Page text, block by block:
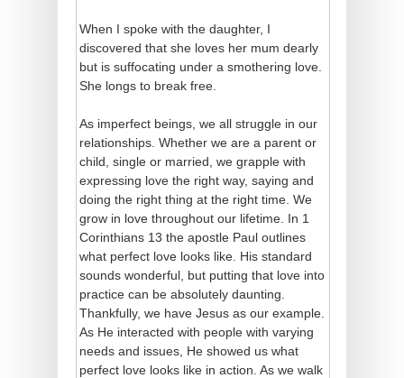
When I spoke with the daughter, I
discovered that she loves her mum dearly
but is suffocating under a smothering love.
She longs to break free.
As imperfect beings, we all struggle in our
relationships. Whether we are a parent or
child, single or married, we grapple with
expressing love the right way, saying and
doing the right thing at the right time. We
grow in love throughout our lifetime. In 1
Corinthians 13 the apostle Paul outlines
what perfect love looks like. His standard
sounds wonderful, but putting that love into
practice can be absolutely daunting.
Thankfully, we have Jesus as our example.
As He interacted with people with varying
needs and issues, He showed us what
perfect love looks like in action. As we walk